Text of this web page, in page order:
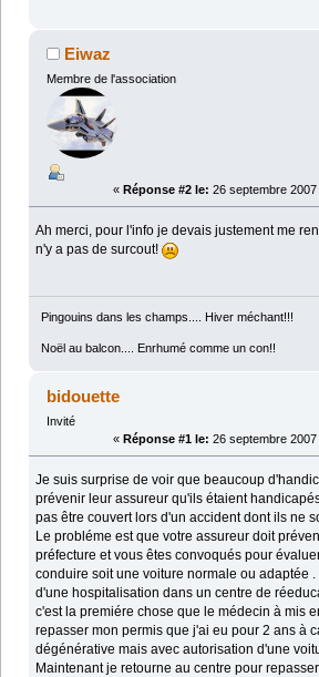
Eiwaz
Membre de l'association
« Réponse #2 le: 26 septembre
Ah merci, pour l'info je devais justement me
n'y a pas de surcout!
Pingouins dans les champs.... Hiver méchant!!!
Noël au balcon.... Enrhumé comme un con!!
bidouette
Invité
« Réponse #1 le: 26 septembre
Je suis surprise de voir que beaucoup
prévenir leur assureur qu'ils étaient
pas être couvert lors d'un accident dont ils ne
Le probléme est que votre assureur doit
préfecture et vous êtes convoqués pour
conduire soit une voiture normale ou adaptée
d'une hospitalisation dans un centre de
c'est la premiére chose que le médecin à mis
repasser mon permis que j'ai eu pour 2 ans à
dégénérative mais avec autorisation d'une
Maintenant je retourne au centre pour